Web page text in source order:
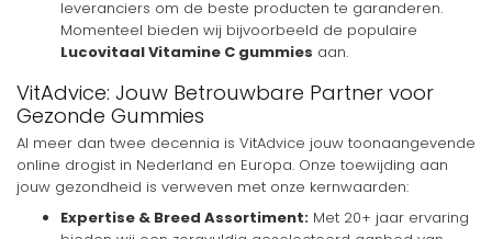
leveranciers om de beste producten te garanderen.
Momenteel bieden wij bijvoorbeeld de populaire
Lucovitaal Vitamine C gummies aan.
VitAdvice: Jouw Betrouwbare Partner voor
Gezonde Gummies
Al meer dan twee decennia is VitAdvice jouw toonaangevende
online drogist in Nederland en Europa. Onze toewijding aan
jouw gezondheid is verweven met onze kernwaarden:
Expertise & Breed Assortiment: Met 20+ jaar ervaring